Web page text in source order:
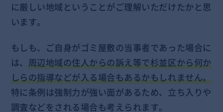
に厳しい地域ということがご理解いただけたかと思
います。
もしも、ご自身がゴミ屋敷の当事者であった場合に
は、 周辺地域の住人からの訴え等で杉並区から何か
しらの指導などが入る場合もあるかもしれません。
特に条例は強制力が強い面があるため、立ち入りや
調査などをされる場合も考えられます。